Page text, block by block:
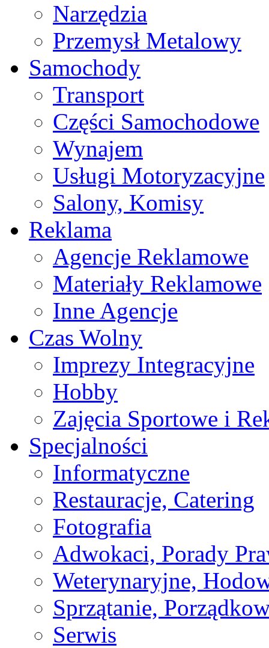
Narzędzia
Przemysł Metalowy
Samochody
Transport
Części Samochodowe
Wynajem
Usługi Motoryzacyjne
Salony, Komisy
Reklama
Agencje Reklamowe
Materiały Reklamowe
Inne Agencje
Czas Wolny
Imprezy Integracyjne
Hobby
Zajęcia Sportowe i
Specjalności
Informatyczne
Restauracje, Catering
Fotografia
Adwokaci, Porady
Weterynaryjne,
Sprzątanie,
Serwis